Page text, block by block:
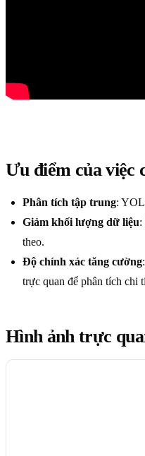
Ưu điểm của việc
Phân tích tập trung:
Giảm khối lượng dữ liệu:
theo.
Độ chính xác tăng cường:
trực quan để phân tích chi
Hình ảnh trực